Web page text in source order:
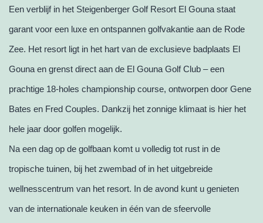
Een verblijf in het Steigenberger Golf Resort El Gouna staat
garant voor een luxe en ontspannen golfvakantie aan de Rode
Zee. Het resort ligt in het hart van de exclusieve badplaats El
Gouna en grenst direct aan de El Gouna Golf Club – een
prachtige 18-holes championship course, ontworpen door Gene
Bates en Fred Couples. Dankzij het zonnige klimaat is hier het
hele jaar door golfen mogelijk.
Na een dag op de golfbaan komt u volledig tot rust in de
tropische tuinen, bij het zwembad of in het uitgebreide
wellnesscentrum van het resort. In de avond kunt u genieten
van de internationale keuken in één van de sfeervolle